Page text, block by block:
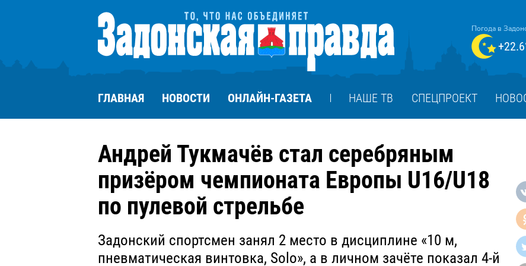
Погода в
ГЛАВНАЯ НОВОСТИ ОНЛАЙН-ГАЗЕТА НАШЕ ТВ СПЕЦПРОЕКТ
Андрей Тукмачёв стал серебряным
призёром чемпионата Европы U16/U18
по пулевой стрельбе
Задонский спортсмен занял 2 место в дисциплине «10 м,
пневматическая винтовка, Solo», а в личном зачёте показал 4-й